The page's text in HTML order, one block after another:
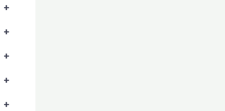
+
+
+
+
+